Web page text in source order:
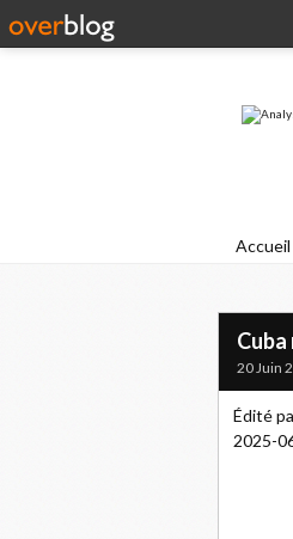
Accueil
20 Juin
Édité
2025-